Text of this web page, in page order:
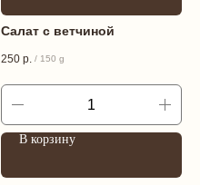
Салат с ветчиной
250 р. / 150 g
В корзину